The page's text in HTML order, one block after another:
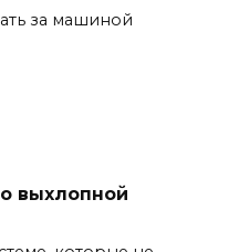
за машиной
выхлопной